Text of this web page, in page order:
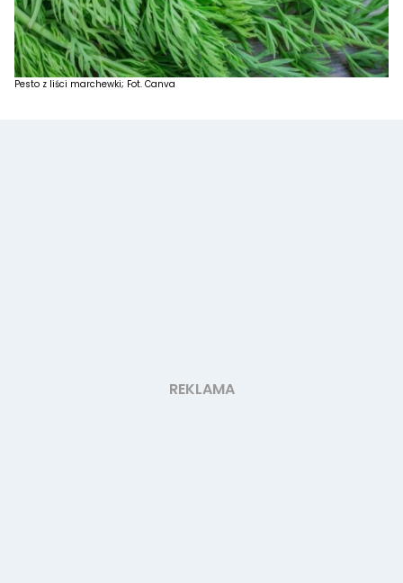
Pesto z liści marchewki; Fot. Canva